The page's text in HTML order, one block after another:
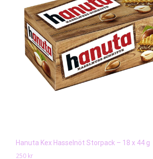
Hanuta Kex Hasselnöt Storpack – 18 x 44 g
250 kr